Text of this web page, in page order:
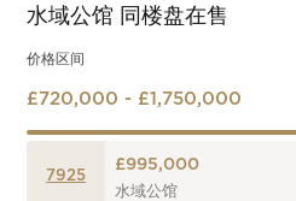
水域公馆 同楼盘在售
价格区间
£720,000 - £1,750,000
7925
£995,000
水域公馆